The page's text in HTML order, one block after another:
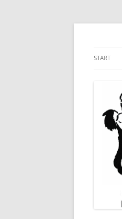
START